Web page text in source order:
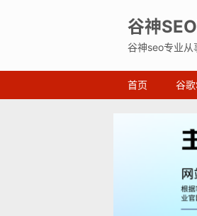
谷神
谷神seo专业从
首页 谷歌